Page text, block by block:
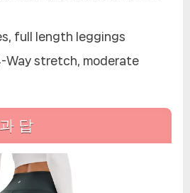
full length leggings
Way stretch, moderate
답